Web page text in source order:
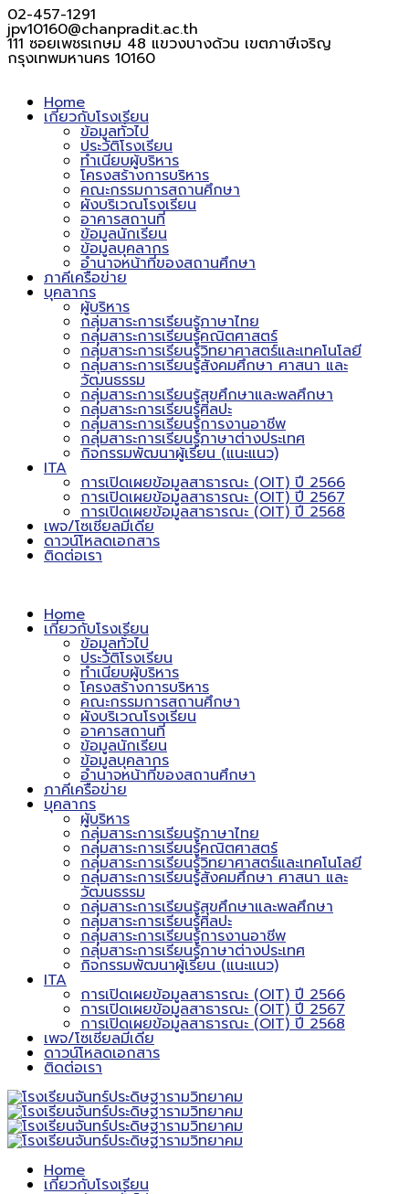
02-457-1291
jpv10160@chanpradit.ac.th
111 ซอยเพชรเกษม 48 แขวงบางด้วน เขตภาษีเจริญ
กรุงเทพมหานคร 10160
Home
เกี่ยวกับโรงเรียน
ข้อมูลทั่วไป
ประวัติโรงเรียน
ทำเนียบผู้บริหาร
โครงสร้างการบริหาร
คณะกรรมการสถานศึกษา
ผังบริเวณโรงเรียน
อาคารสถานที่
ข้อมูลนักเรียน
ข้อมูลบุคลากร
อำนาจหน้าที่ของสถานศึกษา
ภาคีเครือข่าย
บุคลากร
ผู้บริหาร
กลุ่มสาระการเรียนรู้ภาษาไทย
กลุ่มสาระการเรียนรู้คณิตศาสตร์
กลุ่มสาระการเรียนรู้วิทยาศาสตร์และเทคโนโลยี
กลุ่มสาระการเรียนรู้สังคมศึกษา ศาสนา และ
วัฒนธรรม
กลุ่มสาระการเรียนรู้สุขศึกษาและพลศึกษา
กลุ่มสาระการเรียนรู้ศิลปะ
กลุ่มสาระการเรียนรู้การงานอาชีพ
กลุ่มสาระการเรียนรู้ภาษาต่างประเทศ
กิจกรรมพัฒนาผู้เรียน (แนะแนว)
ITA
การเปิดเผยข้อมูลสาธารณะ (OIT) ปี 2566
การเปิดเผยข้อมูลสาธารณะ (OIT) ปี 2567
การเปิดเผยข้อมูลสาธารณะ (OIT) ปี 2568
เพจ/โซเชียลมีเดีย
ดาวน์โหลดเอกสาร
ติดต่อเรา
Home
เกี่ยวกับโรงเรียน
ข้อมูลทั่วไป
ประวัติโรงเรียน
ทำเนียบผู้บริหาร
โครงสร้างการบริหาร
คณะกรรมการสถานศึกษา
ผังบริเวณโรงเรียน
อาคารสถานที่
ข้อมูลนักเรียน
ข้อมูลบุคลากร
อำนาจหน้าที่ของสถานศึกษา
ภาคีเครือข่าย
บุคลากร
ผู้บริหาร
กลุ่มสาระการเรียนรู้ภาษาไทย
กลุ่มสาระการเรียนรู้คณิตศาสตร์
กลุ่มสาระการเรียนรู้วิทยาศาสตร์และเทคโนโลยี
กลุ่มสาระการเรียนรู้สังคมศึกษา ศาสนา และ
วัฒนธรรม
กลุ่มสาระการเรียนรู้สุขศึกษาและพลศึกษา
กลุ่มสาระการเรียนรู้ศิลปะ
กลุ่มสาระการเรียนรู้การงานอาชีพ
กลุ่มสาระการเรียนรู้ภาษาต่างประเทศ
กิจกรรมพัฒนาผู้เรียน (แนะแนว)
ITA
การเปิดเผยข้อมูลสาธารณะ (OIT) ปี 2566
การเปิดเผยข้อมูลสาธารณะ (OIT) ปี 2567
การเปิดเผยข้อมูลสาธารณะ (OIT) ปี 2568
เพจ/โซเชียลมีเดีย
ดาวน์โหลดเอกสาร
ติดต่อเรา
Home
เกี่ยวกับโรงเรียน